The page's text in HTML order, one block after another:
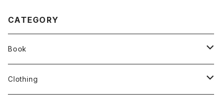
CATEGORY
Book
stacks
Clothing